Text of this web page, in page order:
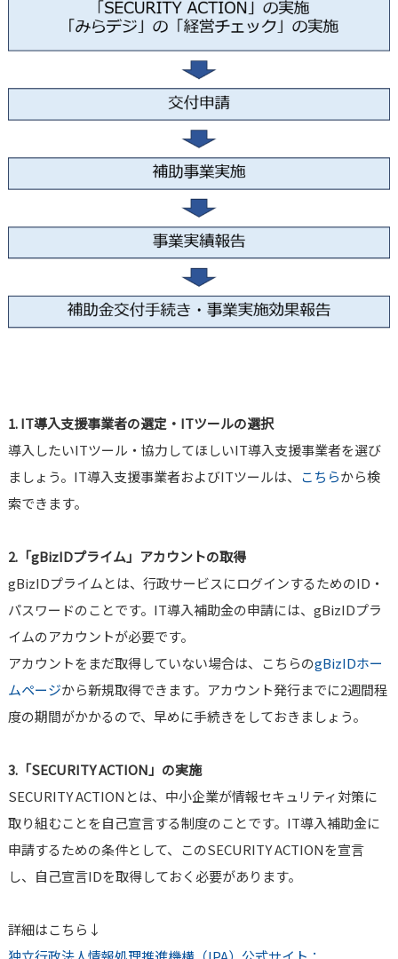
1. IT導入支援事業者の選定・ITツールの選択
導入したいITツール・協力してほしいIT導入支援事業者を選び
ましょう。IT導入支援事業者およびITツールは、 こちらから検
索できます。
2.「gBizIDプライム」アカウントの取得
gBizIDプライムとは、行政サービスにログインするためのID・
パスワードのことです。IT導入補助金の申請には、gBizIDプラ
イムのアカウントが必要です。
アカウントをまだ取得していない場合は、こちらのgBizIDホー
ムページから新規取得できます。アカウント発行までに2週間程
度の期間がかかるので、早めに手続きをしておきましょう。
3.「SECURITY ACTION」の実施
SECURITY ACTIONとは、中小企業が情報セキュリティ対策に
取り組むことを自己宣言する制度のことです。IT導入補助金に
申請するための条件として、このSECURITY ACTIONを宣言
し、自己宣言IDを取得しておく必要があります。
詳細はこちら↓